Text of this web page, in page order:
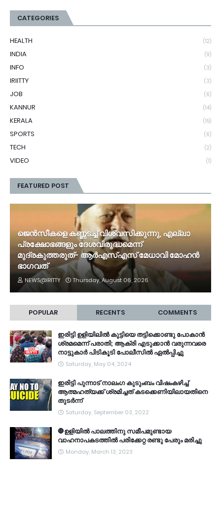
CATEGORIES
HEALTH (12)
INDIA (9)
INFO (3)
IRIITTY (3)
JOB (6)
KANNUR (14)
KERALA (15)
SPORTS (6)
TECH (2)
VIDEO (1)
FEATURED POST
ജെൻസീകളെ കണ്ണടച്ച് വിശ്വസിക്കുന്നു, എല്ലാ
പ്രക്ഷോഭങ്ങളും ദേശവിരുദ്ധമെന്ന്
മുദ്രകുത്തരുത്- ആർഎസ്എസ് മേധാവി മോഹൻ
ഭാ​ഗവത്
NEWS@IRITTY Thursday, August 06, 2026
POPULAR RECENTS COMMENTS
ഇരിട്ടി ഉളിയിലിൽ കുട്ടിയെ തട്ടിക്കൊണ്ടു പോകാൻ
ശ്രമമെന്ന് പരാതി; ആക്രി എടുക്കാൻ വരുന്നവരെ
നാട്ടുകാർ പിടികൂടി പോലീസിൽ ഏൽപ്പിച്ചു
Saturday, May 04, 2024
ഇരിട്ടി പുന്നാട് നാലംഗ കുടുംബം വിഷംകഴിച്ച്‌
ആത്മഹത്യക്ക് ശ്രമിച്ചത് കടക്കെണിയിലായതിനെ
തുടർന്ന്
Saturday, September 03, 2022
🛑ഉളിയിൽ പാലത്തിനു സമീപമുണ്ടായ
വാഹനാപകടത്തിൽ പരിക്കേറ്റ രണ്ടു പേരും മരിച്ചു
Monday, March 13, 2023